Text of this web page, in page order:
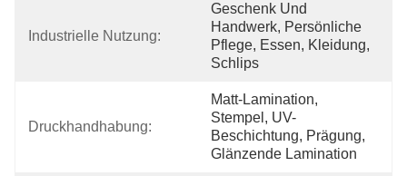
Industrielle Nutzung:
Geschenk Und
Handwerk, Persönliche
Pflege, Essen, Kleidung,
Schlips
Druckhandhabung:
Matt-Lamination,
Stempel, UV-
Beschichtung, Prägung,
Glänzende Lamination